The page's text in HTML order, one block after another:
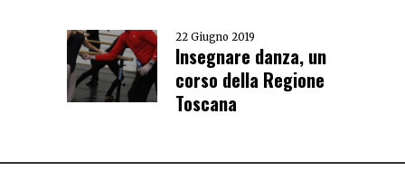
22 Giugno 2019
Insegnare danza, un
corso della Regione
Toscana